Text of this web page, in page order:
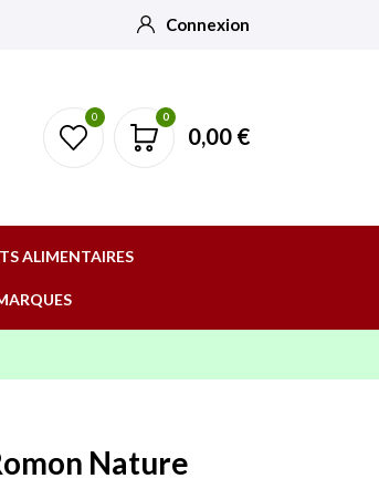
Connexion
0 0
0,00 €
ALIMENTAIRES
Nature